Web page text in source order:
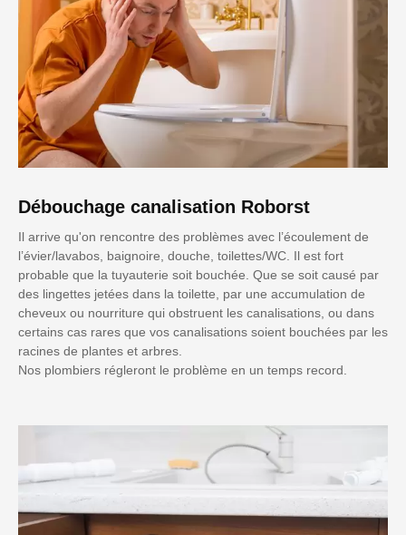
Débouchage canalisation Roborst
Il arrive qu'on rencontre des problèmes avec l’écoulement de
l’évier/lavabos, baignoire, douche, toilettes/WC. Il est fort
probable que la tuyauterie soit bouchée. Que se soit causé par
des lingettes jetées dans la toilette, par une accumulation de
cheveux ou nourriture qui obstruent les canalisations, ou dans
certains cas rares que vos canalisations soient bouchées par les
racines de plantes et arbres.
Nos plombiers régleront le problème en un temps record.